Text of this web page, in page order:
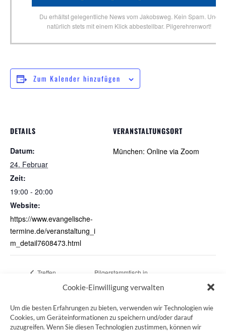
Cookie-Einwilligung verwalten
Um die besten Erfahrungen zu bieten, verwenden wir Technologien wie
Cookies, um Geräteinformationen zu speichern und/oder darauf
zuzugreifen. Wenn Sie diesen Technologien zustimmen, können wir
Du erhältst gelegentliche News vom Jakobsweg. Kein Spam. Und
natürlich stets mit einem Klick abbestellbar. Pilgerehrenwort!
Zum Kalender hinzufügen
DETAILS
Datum:
24. Februar
Zeit:
19:00 - 20:00
Website:
https://www.evangelische-
termine.de/veranstaltung_i
m_detail7608473.html
VERANSTALTUNGSORT
München: Online via Zoom
Treffen
Pilgerstammtisch in
Pfarrkirchen/Niederbayern